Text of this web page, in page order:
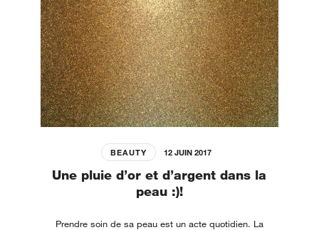
BEAUTY 12 JUIN 2017
Une pluie d’or et d’argent dans la
peau :)!
Prendre soin de sa peau est un acte quotidien. La